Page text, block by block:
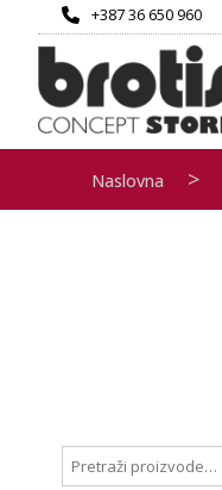
+387 36 650 960
Naslovna >